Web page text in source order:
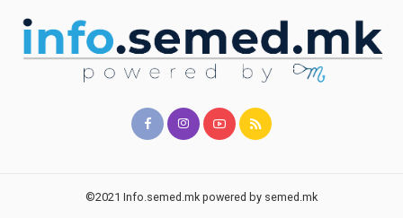
©2021 Info.semed.mk powered by semed.mk